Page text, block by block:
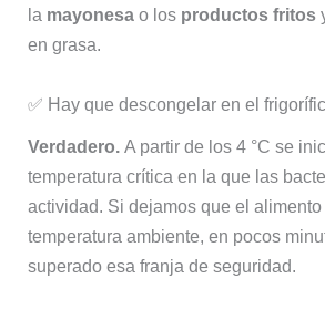
la mayonesao los productos fritos
en grasa.
✅ Hay que descongelar en el
Verdadero. A partir de los 4 °C se
temperatura crítica en la que las
actividad. Si dejamos que el
temperatura ambiente, en pocos
superado esa franja de seguridad.